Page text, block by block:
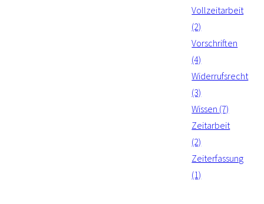
Vollzeitarbeit
(2)
Vorschriften
(4)
Widerrufsrecht
(3)
Wissen (7)
Zeitarbeit
(2)
Zeiterfassung
(1)